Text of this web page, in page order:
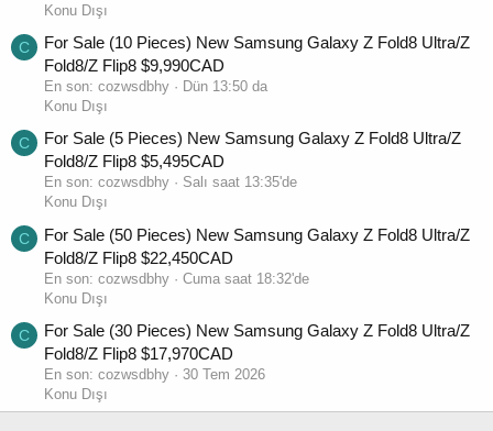
Konu Dışı
C
For Sale (10 Pieces) New Samsung Galaxy Z Fold8 Ultra/Z
Fold8/Z Flip8 $9,990CAD
En son: cozwsdbhy
Dün 13:50 da
Konu Dışı
C
For Sale (5 Pieces) New Samsung Galaxy Z Fold8 Ultra/Z
Fold8/Z Flip8 $5,495CAD
En son: cozwsdbhy
Salı saat 13:35'de
Konu Dışı
C
For Sale (50 Pieces) New Samsung Galaxy Z Fold8 Ultra/Z
Fold8/Z Flip8 $22,450CAD
En son: cozwsdbhy
Cuma saat 18:32'de
Konu Dışı
C
For Sale (30 Pieces) New Samsung Galaxy Z Fold8 Ultra/Z
Fold8/Z Flip8 $17,970CAD
En son: cozwsdbhy
30 Tem 2026
Konu Dışı